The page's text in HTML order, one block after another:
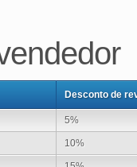
Desconto de
5%
10%